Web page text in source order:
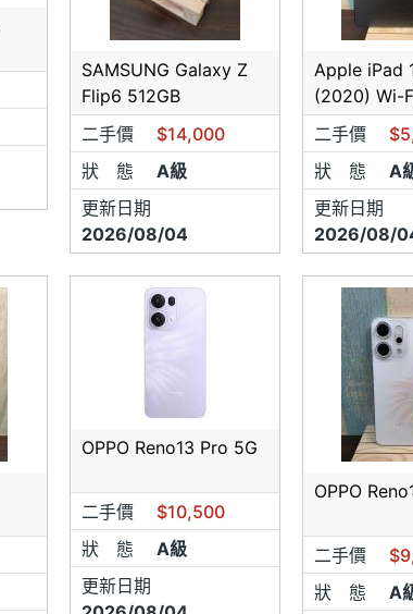
【新品不良換貨說明】
換．僅更換同款同色主機及外盒
軟體當機問題不屬於新品不良，僅
新品不良定義：
●無人為損壞(例：摔傷、螢幕破
●手機外觀需無刮傷(如有刮傷一
●超過七日以上，發生故障情形以
新品不良更換時，需經代理商判
數皆不同約5日至14日，本店不
諒。
APPLE商品系列無七日內新品不
換，僅更換主體(外盒及配件不
如不同意請勿前往購買
Apple(手機及平版電腦)商品均無
一支~~
SAMSUNG Galaxy Z
Flip6 512GB
二手價
$14,000
狀 態
A級
更新日期
2026/08/04
Apple iPad
(2020) Wi-
二手價
狀 態
A
更新日期
2026/08/
OPPO Reno13 Pro 5G
二手價
$10,500
狀 態
A級
更新日期
OPPO
二手價
狀 態
A